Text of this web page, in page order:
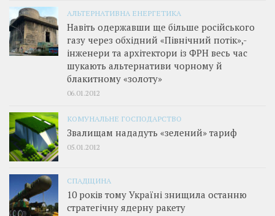
АЛЬТЕРНАТИВНА ЕНЕРГЕТИКА
Навіть одержавши ще більше російського
газу через обхідний «Північний потік»,­
інженери та архітектори із ФРН весь час
шукають альтернативи чорному й
блакитному «золоту»
06.01.2012
КОМУНАЛЬНЕ ГОСПОДАРСТВО
Звалищам нададуть «зелений» тариф
05.01.2012
СПАДЩИНА
10 років тому Україні знищила останню
стратегічну ядерну ракету